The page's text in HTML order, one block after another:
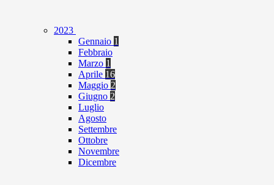
2023
Gennaio 1
Febbraio
Marzo 1
Aprile 16
Maggio 2
Giugno 2
Luglio
Agosto
Settembre
Ottobre
Novembre
Dicembre